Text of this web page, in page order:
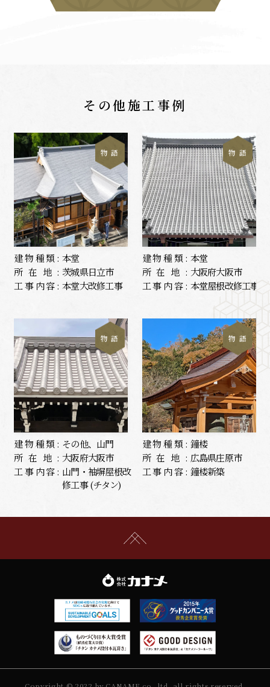
その他施工事例
物 語
建物種類: 本堂
所在地: 茨城県日立市
工事内容: 本堂大改修工事
物 語
建物種類: 本堂
所在地: 大阪府大阪市
工事内容: 本堂屋根改修工事
物 語
建物種類: その他、山門
所在地: 大阪府大阪市
工事内容: 山門・袖塀屋根改
修工事 (チタン)
物 語
建物種類: 鐘楼
所在地: 広島県庄原市
工事内容: 鐘楼新築